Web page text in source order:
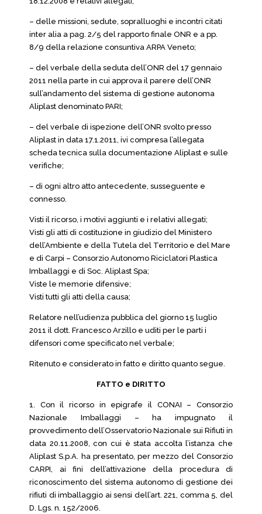
– delle missioni, sedute, sopralluoghi e incontri citati
inter alia a pag. 2/5 del rapporto finale ONR e a pp.
8/9 della relazione consuntiva ARPA Veneto;
– del verbale della seduta dell’ONR del 17 gennaio
2011 nella parte in cui approva il parere dell’ONR
sull’andamento del sistema di gestione autonoma
Aliplast denominato PARI;
– del verbale di ispezione dell’ONR svolto presso
Aliplast in data 17.1.2011, ivi compresa l’allegata
scheda tecnica sulla documentazione Aliplast e sulle
verifiche;
– di ogni altro atto antecedente, susseguente e
connesso.
Visti il ricorso, i motivi aggiunti e i relativi allegati;
Visti gli atti di costituzione in giudizio del Ministero
dell’Ambiente e della Tutela del Territorio e del Mare
e di Carpi – Consorzio Autonomo Riciclatori Plastica
Imballaggi e di Soc. Aliplast Spa;
Viste le memorie difensive;
Visti tutti gli atti della causa;
Relatore nell’udienza pubblica del giorno 15 luglio
2011 il dott. Francesco Arzillo e uditi per le parti i
difensori come specificato nel verbale;
Ritenuto e considerato in fatto e diritto quanto segue.
FATTO e DIRITTO
1. Con il ricorso in epigrafe il CONAI – Consorzio
Nazionale Imballaggi – ha impugnato il
provvedimento dell’Osservatorio Nazionale sui Rifiuti in
data 20.11.2008, con cui è stata accolta l’istanza che
Aliplast S.p.A. ha presentato, per mezzo del Consorzio
CARPI, ai fini dell’attivazione della procedura di
riconoscimento del sistema autonomo di gestione dei
rifiuti di imballaggio ai sensi dell’art. 221, comma 5, del
D. Lgs. n. 152/2006.